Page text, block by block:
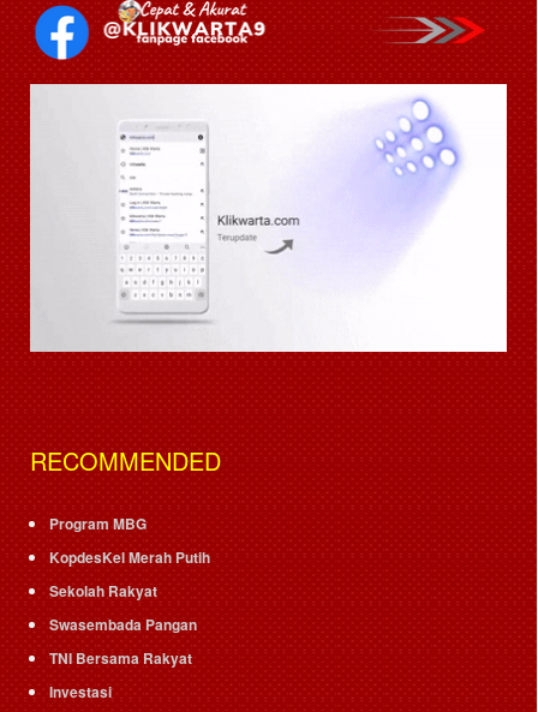
RECOMMENDED
Program MBG
KopdesKel Merah Putih
Sekolah Rakyat
Swasembada Pangan
TNI Bersama Rakyat
Investasi